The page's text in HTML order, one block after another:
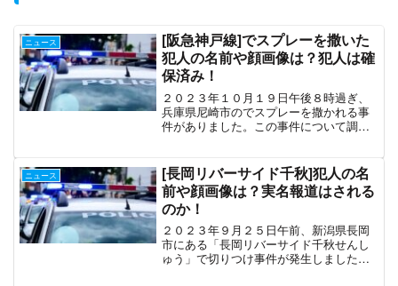
ニュース
[阪急神戸線]でスプレーを撒いた
犯人の名前や顔画像は？犯人は確
保済み！
２０２３年１０月１９日午後８時過ぎ、
兵庫県尼崎市のでスプレーを撒かれる事
件がありました。この事件について調べ
尼崎市の塚口駅阪急神戸線の三宮方面へ
向かっていたう通...
ニュース
[長岡リバーサイド千秋]犯人の名
前や顔画像は？実名報道はされる
のか！
２０２３年９月２５日午前、新潟県長岡
市にある「長岡リバーサイド千秋せんし
ゅう」で切りつけ事件が発生しました。